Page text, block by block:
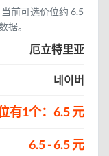
前可选价位约 6.5
据。
厄立特里亚
네이버
有1个：6.5 元
6.5 - 6.5 元